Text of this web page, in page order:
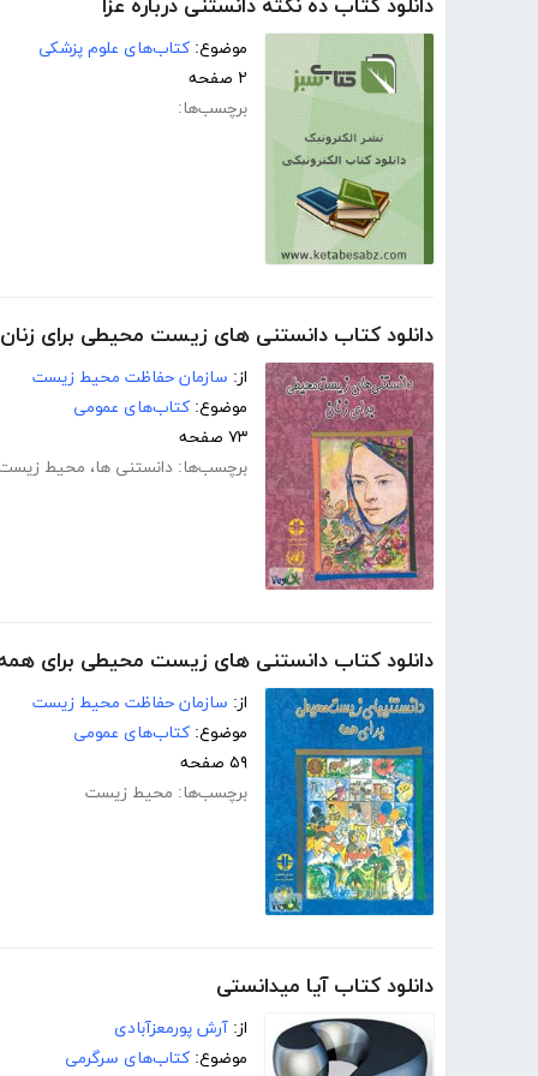
دانلود کتاب ده نکته دانستنی درباره عزا
موضوع: کتاب‌های علوم پزشکی
۲ صفحه
برچسب‌ها:
دانلود کتاب دانستنی های زیست محیطی برای زنان
از: سازمان حفاظت محیط زیست
موضوع: کتاب‌های عمومی
۷۳ صفحه
برچسب‌ها: دانستنی ها، محیط
دانلود کتاب دانستنی های زیست محیطی برای
از: سازمان حفاظت محیط زیست
موضوع: کتاب‌های عمومی
۵۹ صفحه
برچسب‌ها: محیط زیست
دانلود کتاب آیا میدانستی
از: آرش پورمعزآبادی
موضوع: کتاب‌های سرگرمی